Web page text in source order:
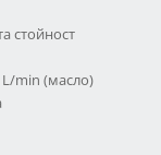
стойност
L/min (масло)